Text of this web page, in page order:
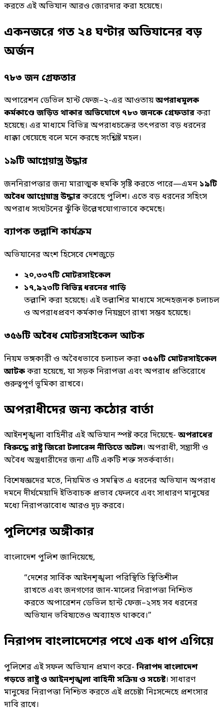
করতে এই অভিযান আরও জোরদার করা হয়েছে।
একনজরে গত ২৪ ঘণ্টার অভিযানের বড়
অর্জন
৭৮৩ জন গ্রেফতার
অপারেশন ডেভিল হান্ট ফেজ–২-এর আওতায়অপরাধমূলক
কর্মকাণ্ডে জড়িত থাকার অভিযোগে ৭৮৩ জনকে গ্রেফতারকরা
হয়েছে। এর মাধ্যমে বিভিন্ন অপরাধচক্রের তৎপরতা বড় ধরনের
ধাক্কা খেয়েছে বলে মনে করছে সংশ্লিষ্ট মহল।
১৯টি আগ্নেয়াস্ত্র উদ্ধার
জননিরাপত্তার জন্য মারাত্মক হুমকি সৃষ্টি করতে পারে—এমন ১৯টি
অবৈধ আগ্নেয়াস্ত্র উদ্ধারকরেছে পুলিশ। এতে বড় ধরনের সহিংস
অপরাধ সংঘটনের ঝুঁকি উল্লেখযোগ্যভাবে কমেছে।
ব্যাপক তল্লাশি কার্যক্রম
অভিযানের অংশ হিসেবে দেশজুড়ে
২০,৩৩৭টি মোটরসাইকেল
১৭,৯২৩টি বিভিন্ন ধরনের গাড়ি
তল্লাশি করা হয়েছে। এই তল্লাশির মাধ্যমে সন্দেহজনক চলাচল
ও অপরাধপ্রবণ কর্মকাণ্ড নিয়ন্ত্রণে রাখা সম্ভব হয়েছে।
৩৫৬টি অবৈধ মোটরসাইকেল আটক
নিয়ম ভঙ্গকারী ও অবৈধভাবে চলাচল করা৩৫৬টি মোটরসাইকেল
আটককরা হয়েছে, যা সড়ক নিরাপত্তা এবং অপরাধ প্রতিরোধে
গুরুত্বপূর্ণ ভূমিকা রাখবে।
অপরাধীদের জন্য কঠোর বার্তা
আইনশৃঙ্খলা বাহিনীর এই অভিযান স্পষ্ট করে দিয়েছে- অপরাধের
বিরুদ্ধে রাষ্ট্র জিরো টলারেন্স নীতিতে অটল। অপরাধী, সন্ত্রাসী ও
অবৈধ অস্ত্রধারীদের জন্য এটি একটি শক্ত সতর্কবার্তা।
বিশেষজ্ঞদের মতে, নিয়মিত ও সমন্বিত এ ধরনের অভিযান অপরাধ
দমনে দীর্ঘমেয়াদি ইতিবাচক প্রভাব ফেলবে এবং সাধারণ মানুষের
মধ্যে নিরাপত্তাবোধ আরও দৃঢ় করবে।
পুলিশের অঙ্গীকার
বাংলাদেশ পুলিশ জানিয়েছে,
“দেশের সার্বিক আইনশৃঙ্খলা পরিস্থিতি স্থিতিশীল
রাখতে এবং জনগণের জান-মালের নিরাপত্তা নিশ্চিত
করতে অপারেশন ডেভিল হান্ট ফেজ–২সহ সব ধরনের
অভিযান ভবিষ্যতেও অব্যাহত থাকবে।”
নিরাপদ বাংলাদেশের পথে এক ধাপ এগিয়ে
পুলিশের এই সফল অভিযান প্রমাণ করে- নিরাপদ বাংলাদেশ
গড়তে রাষ্ট্র ও আইনশৃঙ্খলা বাহিনী সক্রিয় ও সচেষ্ট। সাধারণ
মানুষের নিরাপত্তা নিশ্চিত করতে এই প্রচেষ্টা নিঃসন্দেহে প্রশংসার
দাবি রাখে।